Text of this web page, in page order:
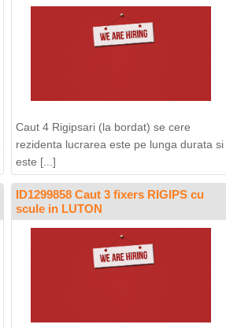
Caut 4 Rigipsari (la bordat) se cere
rezidenta lucrarea este pe lunga durata si
este [...]
ID1299858 Caut 3 fixers RIGIPS cu
scule in LUTON